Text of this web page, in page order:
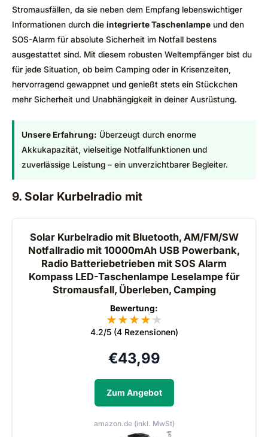
Stromausfällen, da sie neben dem Empfang lebenswichtiger
Informationen durch die integrierte Taschenlampe und den
SOS-Alarm für absolute Sicherheit im Notfall bestens
ausgestattet sind. Mit diesem robusten Weltempfänger bist du
für jede Situation, ob beim Camping oder in Krisenzeiten,
hervorragend gewappnet und genießt stets ein Stückchen
mehr Sicherheit und Unabhängigkeit in deiner Ausrüstung.
Unsere Erfahrung: Überzeugt durch enorme
Akkukapazität, vielseitige Notfallfunktionen und
zuverlässige Leistung – ein unverzichtbarer Begleiter.
9. Solar Kurbelradio mit
Solar Kurbelradio mit Bluetooth, AM/FM/SW
Notfallradio mit 10000mAh USB Powerbank,
Radio Batteriebetrieben mit SOS Alarm
Kompass LED-Taschenlampe Leselampe für
Stromausfall, Überleben, Camping
Bewertung:
★★★★★
★
4.2/5 (4 Rezensionen)
€43,99
Zum Angebot
amazon.de (inkl. MwSt)